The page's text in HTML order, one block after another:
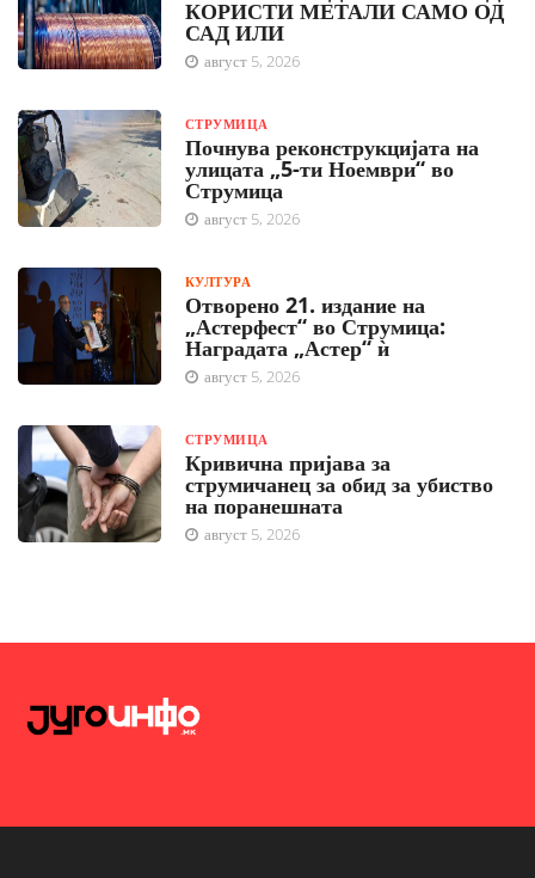
КОРИСТИ МЕТАЛИ САМО ОД
САД ИЛИ
август 5, 2026
СТРУМИЦА
Почнува реконструкцијата на
улицата „5-ти Ноември“ во
Струмица
август 5, 2026
КУЛТУРА
Отворено 21. издание на
„Астерфест“ во Струмица:
Наградата „Астер“ ѝ
август 5, 2026
СТРУМИЦА
Кривична пријава за
струмичанец за обид за убиство
на поранешната
август 5, 2026